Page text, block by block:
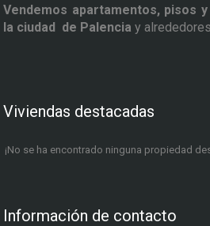
Vendemos apartamentos, pisos
la ciudad de Palencia y
Viviendas destacadas
¡No se ha encontrado ninguna propiedad
Información de contacto